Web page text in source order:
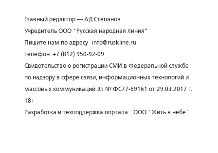
Главный редактор — А.Д.Степанов
Учредитель ООО "Русская народная линия"
Пишите нам по адресу
info@ruskline.ru
Телефон: +7 (812) 950-92-09
Свидетельство о регистрации СМИ в Федеральной службе
по надзору в сфере связи, информационных технологий и
массовых коммуникаций Эл № ФС77-69161 от 29.03.2017 г.
18+
Разработка и техподдержка портала: ООО "Жить в небе"